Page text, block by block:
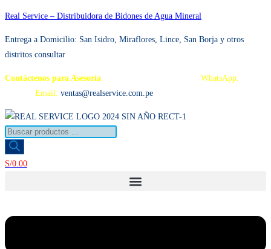
Ir
contenido
Real Service – Distribuidora de Bidones de Agua Mineral
Entrega a Domicilio: San Isidro, Miraflores, Lince, San Borja y otros
distritos consultar
Contáctenos para Asesoría WhatsApp:
Email: ventas@realservice.com.pe
Búsqueda
de
productos
S/0.00